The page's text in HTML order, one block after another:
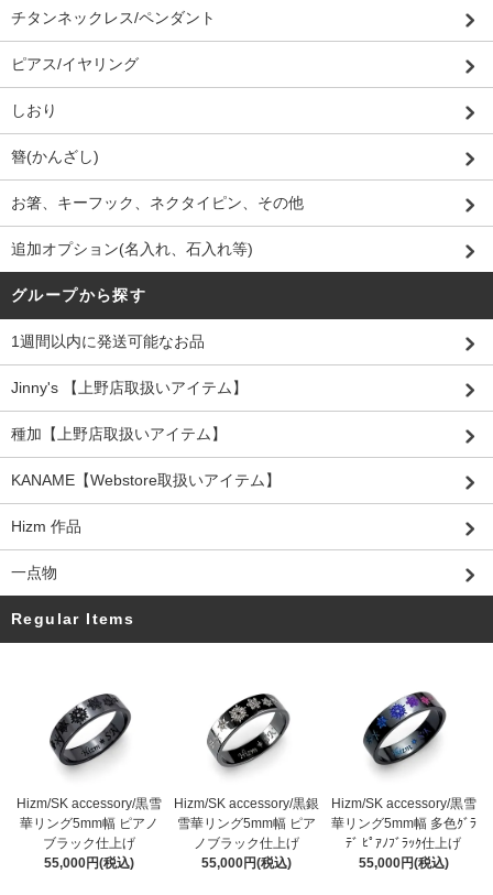
チタンネックレス/ペンダント
ピアス/イヤリング
しおり
簪(かんざし)
お箸、キーフック、ネクタイピン、その他
追加オプション(名入れ、石入れ等)
グループから探す
1週間以内に発送可能なお品
Jinny's 【上野店取扱いアイテム】
種加【上野店取扱いアイテム】
KANAME【Webstore取扱いアイテム】
Hizm 作品
一点物
Regular Items
Hizm/SK accessory/黒雪
華リング5mm幅 ピアノ
ブラック仕上げ
55,000円(税込)
Hizm/SK accessory/黒銀
雪華リング5mm幅 ピア
ノブラック仕上げ
55,000円(税込)
Hizm/SK accessory/黒雪
華リング5mm幅 多色ｸﾞﾗ
ﾃﾞ ﾋﾟｱﾉﾌﾞﾗｯｸ仕上げ
55,000円(税込)